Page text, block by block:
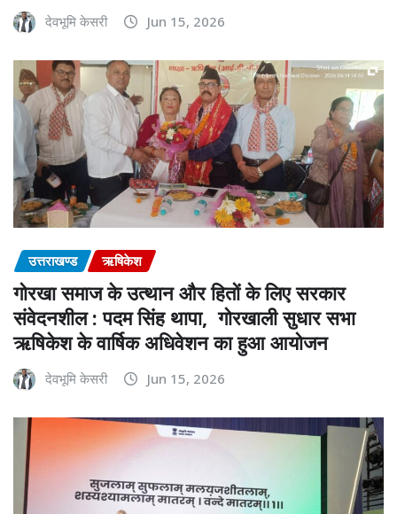
देवभूमि केसरी Jun 15, 2026
उत्तराखण्ड ऋषिकेश
गोरखा समाज के उत्थान और हितों के लिए सरकार
संवेदनशील : पदम सिंह थापा, गोरखाली सुधार सभा
ऋषिकेश के वार्षिक अधिवेशन का हुआ आयोजन
देवभूमि केसरी Jun 15, 2026